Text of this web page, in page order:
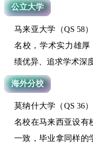
公立大学
马来亚大学（QS 58
名校，学术实力雄厚
绩优异、追求学术深
海外分校
莫纳什大学（QS 36
名校在马来西亚设有
一致，毕业拿同样的